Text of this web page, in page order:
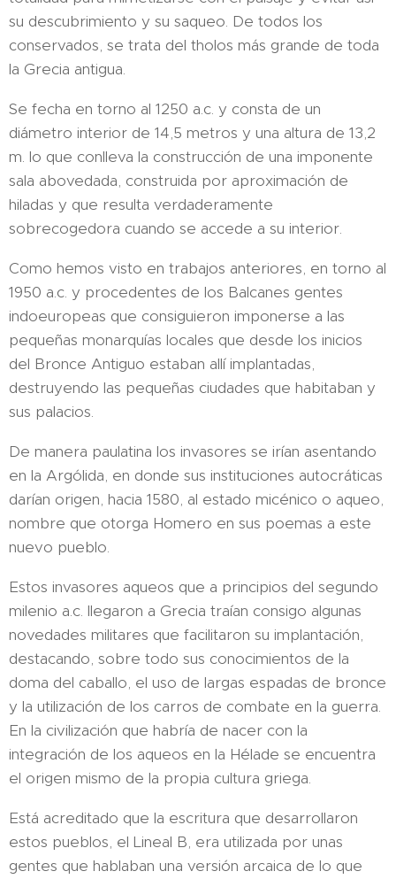
su descubrimiento y su saqueo. De todos los
conservados, se trata del tholos más grande de toda
la Grecia antigua.
Se fecha en torno al 1250 a.c. y consta de un
diámetro interior de 14,5 metros y una altura de 13,2
m. lo que conlleva la construcción de una imponente
sala abovedada, construida por aproximación de
hiladas y que resulta verdaderamente
sobrecogedora cuando se accede a su interior.
Como hemos visto en trabajos anteriores, en torno al
1950 a.c. y procedentes de los Balcanes gentes
indoeuropeas que consiguieron imponerse a las
pequeñas monarquías locales que desde los inicios
del Bronce Antiguo estaban allí implantadas,
destruyendo las pequeñas ciudades que habitaban y
sus palacios.
De manera paulatina los invasores se irían asentando
en la Argólida, en donde sus instituciones autocráticas
darían origen, hacia 1580, al estado micénico o aqueo,
nombre que otorga Homero en sus poemas a este
nuevo pueblo.
Estos invasores aqueos que a principios del segundo
milenio a.c. llegaron a Grecia traían consigo algunas
novedades militares que facilitaron su implantación,
destacando, sobre todo sus conocimientos de la
doma del caballo, el uso de largas espadas de bronce
y la utilización de los carros de combate en la guerra.
En la civilización que habría de nacer con la
integración de los aqueos en la Hélade se encuentra
el origen mismo de la propia cultura griega.
Está acreditado que la escritura que desarrollaron
estos pueblos, el Lineal B, era utilizada por unas
gentes que hablaban una versión arcaica de lo que